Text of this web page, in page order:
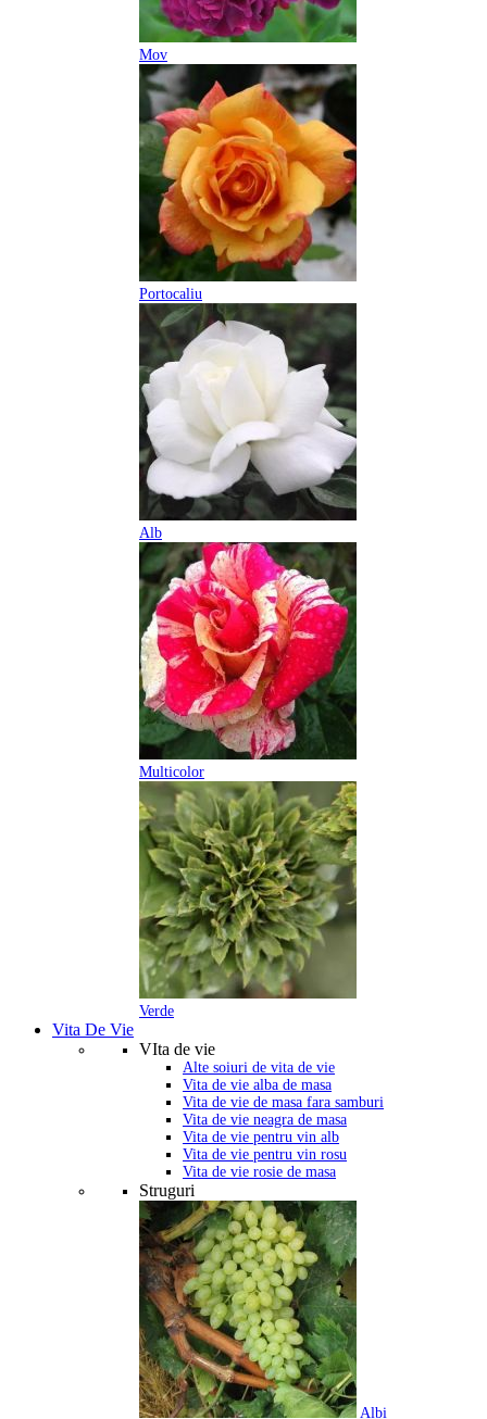
Mov
Portocaliu
Alb
Multicolor
Verde
Vita De Vie
VIta de vie
Alte soiuri de vita de vie
Vita de vie alba de masa
Vita de vie de masa fara samburi
Vita de vie neagra de masa
Vita de vie pentru vin alb
Vita de vie pentru vin rosu
Vita de vie rosie de masa
Struguri
Albi